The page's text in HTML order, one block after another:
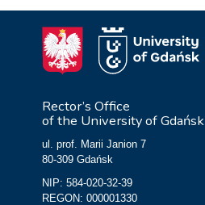
Rector’s Office
of the University of Gdańsk
ul. prof. Marii Janion 7
80-309 Gdańsk
NIP: 584-020-32-39
REGON: 000001330